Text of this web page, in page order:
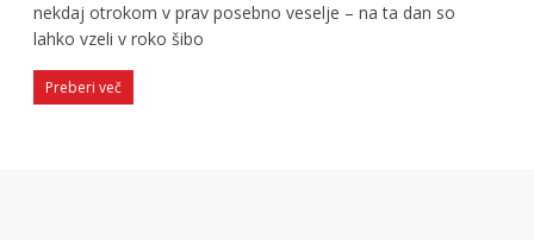
nekdaj otrokom v prav posebno veselje – na ta dan so
lahko vzeli v roko šibo
Preberi več